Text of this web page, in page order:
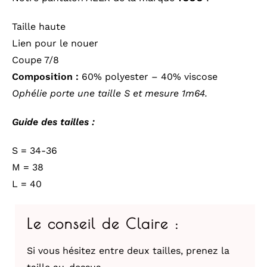
Taille haute
Lien pour le nouer
Coupe 7/8
Composition : 60% polyester – 40% viscose
Ophélie porte une taille S et mesure 1m64.
Guide des tailles :
S = 34-36
M = 38
L = 40
Le conseil de Claire :
Si vous hésitez entre deux tailles, prenez la